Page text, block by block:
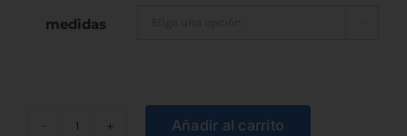
medidas
Añadir al carrito